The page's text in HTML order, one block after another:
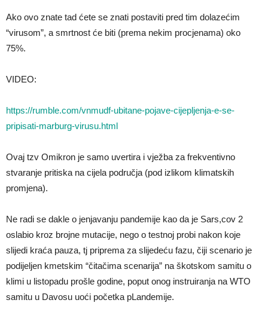
Ako ovo znate tad ćete se znati postaviti pred tim dolazećim
“virusom”, a smrtnost će biti (prema nekim procjenama) oko
75%.
VIDEO:
https://rumble.com/vnmudf-ubitane-pojave-cijepljenja-e-se-
pripisati-marburg-virusu.html
Ovaj tzv Omikron je samo uvertira i vježba za frekventivno
stvaranje pritiska na cijela područja (pod izlikom klimatskih
promjena).
Ne radi se dakle o jenjavanju pandemije kao da je Sars,cov 2
oslabio kroz brojne mutacije, nego o testnoj probi nakon koje
slijedi kraća pauza, tj priprema za slijedeću fazu, čiji scenario je
podijeljen kmetskim “čitačima scenarija” na škotskom samitu o
klimi u listopadu prošle godine, poput onog instruiranja na WTO
samitu u Davosu uoći početka pLandemije.